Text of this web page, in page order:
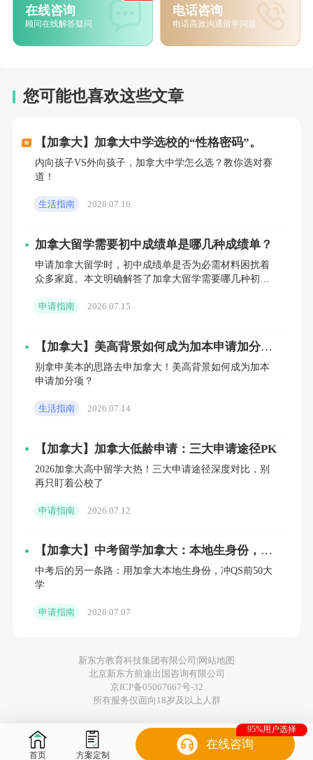
学，主要内容是分子间作用力，元素周期律，化学反应
论，遗传与变异等，考试题文字繁多，晦涩，对英语要
生命科学系必修课。
ESL，相当于加拿大的高三语文，不涉及语法，主要培
养阅读与写作能力，主要学习内容是阅读长篇小说和莎
6.5的水平。
推荐阅读：
《这四类人比较容易获得加拿大签证》
《加拿大留学过签技巧》
《速看！加拿大高校申请方式》
《加拿大留学硕士要什么？》
在线咨询~
1、个别文章内容来源于网络善意转载，版权归原作者
所有，如侵权，请联系删除；
在线咨询
顾问在线解答疑问
电话咨询
电话高效沟通留学问题
您可能也喜欢这些文章
【加拿大】加拿大中学选校的“性格密码”。
内向孩子VS外向孩子，加拿大中学怎么选？教你选对赛
道！
生活指南 2026.07.16
加拿大留学需要初中成绩单是哪几种成绩单？
申请加拿大留学时，初中成绩单是否为必需材料困扰着
众多家庭。本文明确解答了加拿大留学需要哪几种初中
三成绩单独证明。
申请指南 2026.07.15
【加拿大】美高背景如何成为加本申请加分
项？
别拿申美本的思路去申加拿大！美高背景如何成为加本
申请加分项？
生活指南 2026.07.14
【加拿大】加拿大低龄申请：三大申请途径PK
2026加拿大高中留学大热！三大申请途径深度对比，别
再只盯着公校了
申请指南 2026.07.12
【加拿大】中考留学加拿大：本地生身份，冲
QS前50大学
中考后的另一条路：用加拿大本地生身份，冲QS前50大
学
申请指南 2026.07.07
新东方教育科技集团有限公司| 网站地图
北京新东方前途出国咨询有限公司
京ICP备05067667号-32
所有服务仅面向18岁及以上人群
首页 方案定制
在线咨询
95%用户选择